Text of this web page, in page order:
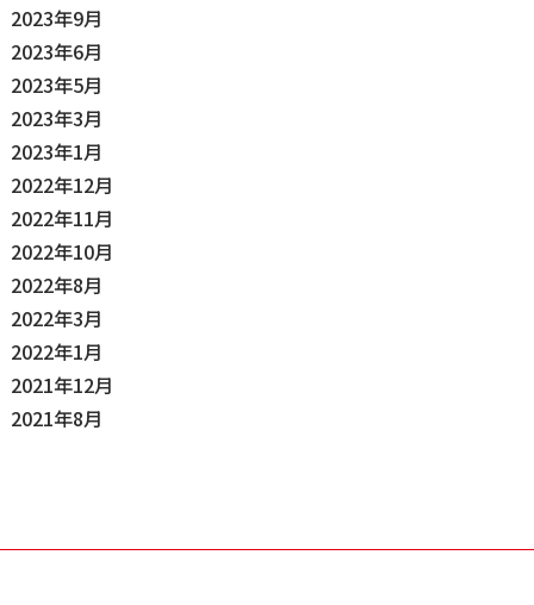
2023年9月
2023年6月
2023年5月
2023年3月
2023年1月
2022年12月
2022年11月
2022年10月
2022年8月
2022年3月
2022年1月
2021年12月
2021年8月